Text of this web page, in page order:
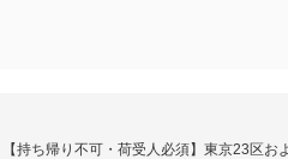
持ち帰り不可・荷受人必須】東京23区お